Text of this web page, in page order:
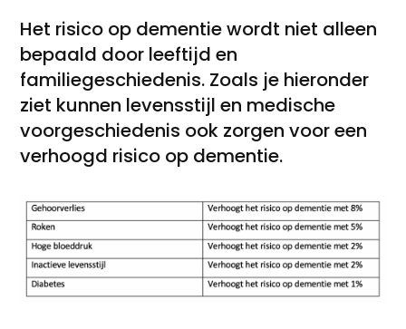
Het risico op dementie wordt niet alleen
bepaald door leeftijd en
familiegeschiedenis. Zoals je hieronder
ziet kunnen levensstijl en medische
voorgeschiedenis ook zorgen voor een
verhoogd risico op dementie.